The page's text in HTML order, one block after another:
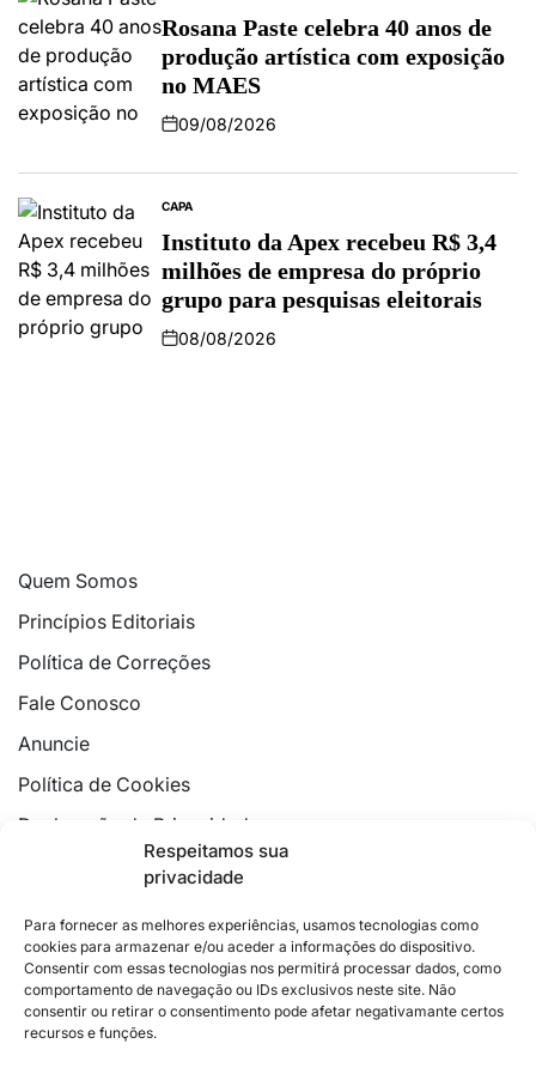
Respeitamos sua
privacidade
Para fornecer as melhores experiências, usamos tecnologias como
cookies para armazenar e/ou aceder a informações do dispositivo.
Consentir com essas tecnologias nos permitirá processar dados, como
comportamento de navegação ou IDs exclusivos neste site. Não
consentir ou retirar o consentimento pode afetar negativamante certos
recursos e funções.
Rosana Paste celebra 40 anos de
produção artística com exposição
no MAES
09/08/2026
CAPA
Instituto da Apex recebeu R$ 3,4
milhões de empresa do próprio
grupo para pesquisas eleitorais
08/08/2026
Quem Somos
Princípios Editoriais
Política de Correções
Fale Conosco
Anuncie
Política de Cookies
Declaração de Privacidade
2026 © Feito com
no Espírito Santo.
Colunistas CulturaPoderEditorialCidadesEsportes
Pesquisas